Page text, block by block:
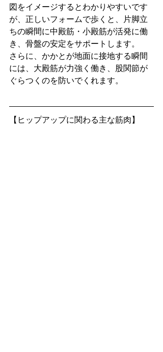
図をイメージするとわかりやすいです
が、正しいフォームで歩くと、片脚立
ちの瞬間に中殿筋・小殿筋が活発に働
き、骨盤の安定をサポートします。
さらに、かかとが地面に接地する瞬間
には、大殿筋が力強く働き、股関節が
ぐらつくのを防いでくれます。
【ヒップアップに関わる主な筋肉】